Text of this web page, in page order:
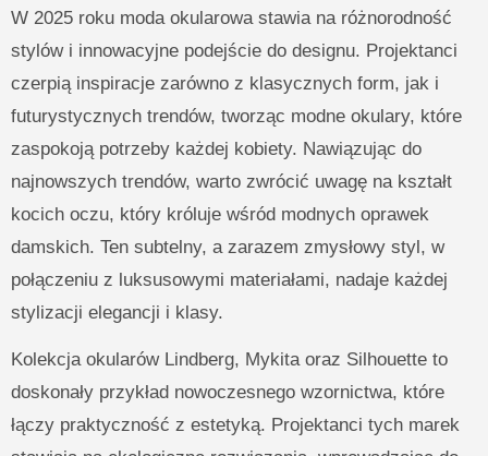
W 2025 roku moda okularowa stawia na różnorodność
stylów i innowacyjne podejście do designu. Projektanci
czerpią inspiracje zarówno z klasycznych form, jak i
futurystycznych trendów, tworząc modne okulary, które
zaspokoją potrzeby każdej kobiety. Nawiązując do
najnowszych trendów, warto zwrócić uwagę na kształt
kocich oczu, który króluje wśród modnych oprawek
damskich. Ten subtelny, a zarazem zmysłowy styl, w
połączeniu z luksusowymi materiałami, nadaje każdej
stylizacji elegancji i klasy.
Kolekcja okularów Lindberg, Mykita oraz Silhouette to
doskonały przykład nowoczesnego wzornictwa, które
łączy praktyczność z estetyką. Projektanci tych marek